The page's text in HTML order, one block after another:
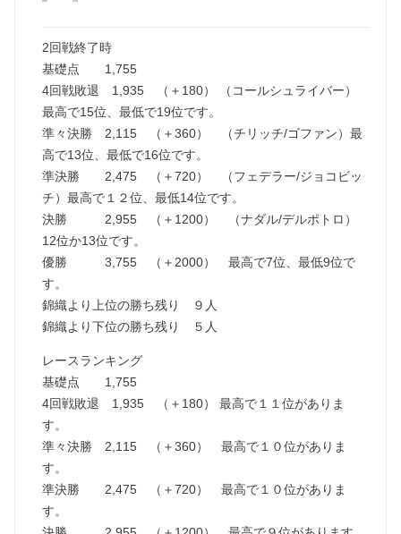
2回戦終了時
基礎点 1,755
4回戦敗退 1,935 （＋180） （コールシュライバー）
最高で15位、最低で19位です。
準々決勝 2,115 （＋360） （チリッチ/ゴファン）最
高で13位、最低で16位です。
準決勝 2,475 （＋720） （フェデラー/ジョコビッ
チ）最高で１２位、最低14位です。
決勝 2,955 （＋1200） （ナダル/デルポトロ）
12位か13位です。
優勝 3,755 （＋2000） 最高で7位、最低9位で
す。
錦織より上位の勝ち残り ９人
錦織より下位の勝ち残り ５人
レースランキング
基礎点 1,755
4回戦敗退 1,935 （＋180） 最高で１１位がありま
す。
準々決勝 2,115 （＋360） 最高で１０位がありま
す。
準決勝 2,475 （＋720） 最高で１０位がありま
す。